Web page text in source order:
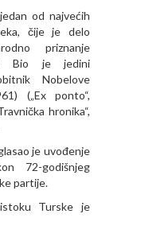
od najvećih
čije je delo
priznanje
Bio je jedini
Nobelove
(„Ex ponto“,
hronika“,
je uvođenje
72-godišnjeg
partije.
Turske je